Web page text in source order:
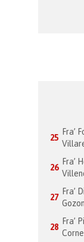
25
Fra’
26
Fra’
27
Fra’
Gozon
28
Fra’